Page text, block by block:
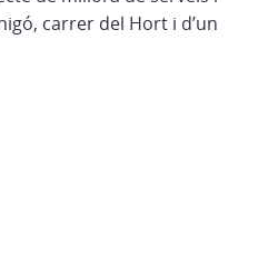
carrer del Hort i d’un